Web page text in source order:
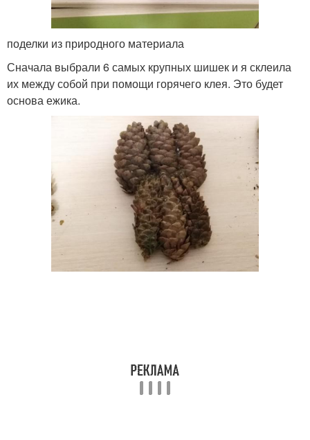
поделки из природного материала
Сначала выбрали 6 самых крупных шишек и я склеила
их между собой при помощи горячего клея. Это будет
основа ежика.